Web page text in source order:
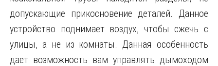
допускающие прикосновение деталей. Данное
устройство поднимает воздух, чтобы сжечь с
улицы, а не из комнаты. Данная особенность
дает возможность вам управлять дымоходом